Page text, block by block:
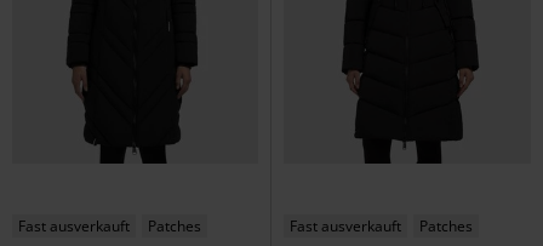
Fast ausverkauft Patches Fast ausverkauft Patches